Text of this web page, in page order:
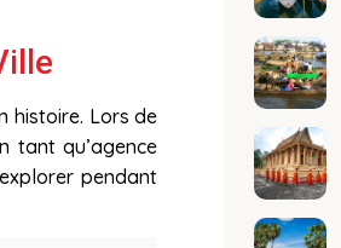
histoire. Lors de
tant qu’agence
pendant